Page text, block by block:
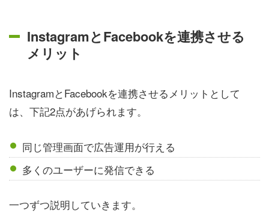
InstagramとFacebookを連携させる
メリット
InstagramとFacebookを連携させるメリットとして
は、下記2点があげられます。
同じ管理画面で広告運用が行える
多くのユーザーに発信できる
一つずつ説明していきます。